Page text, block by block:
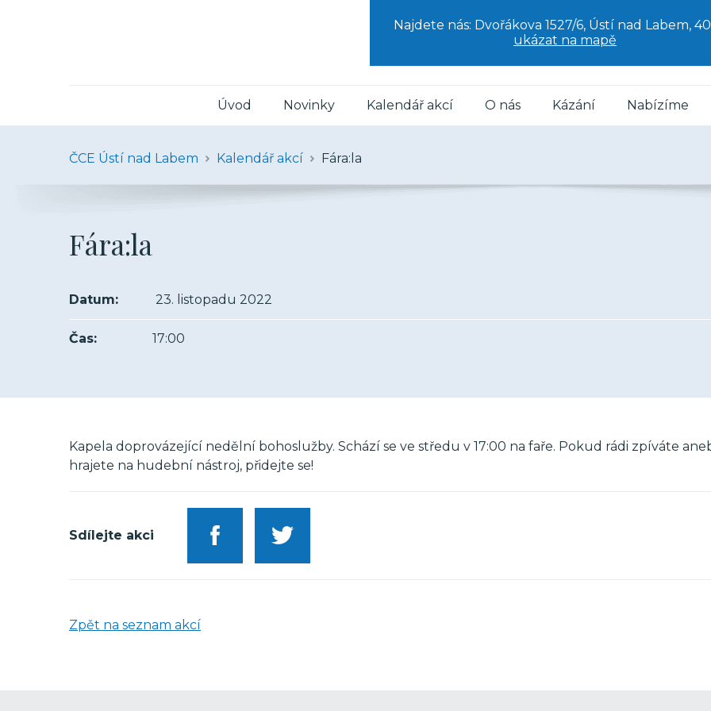
Najdete nás: Dvořákova 1527/6, Ústí nad Labem,
ukázat na mapě
Úvod Novinky Kalendář akcí O nás Kázání Nabízíme
ČCE Ústí nad Labem Kalendář akcí Fára:la
Fára:la
Datum: 23. listopadu 2022
Čas: 17:00
Kapela doprovázející nedělní bohoslužby. Schází se ve středu v 17:00 na faře. Pokud rádi zpíváte
hrajete na hudební nástroj, přidejte se!
Sdílejte akci
Zpět na seznam akcí